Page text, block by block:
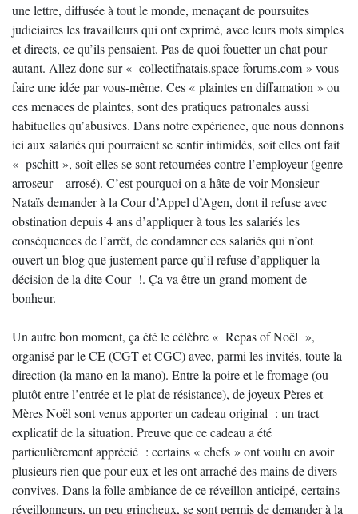
une lettre, diffusée à tout le monde, menaçant de poursuites
judiciaires les travailleurs qui ont exprimé, avec leurs mots simples
et directs, ce qu’ils pensaient. Pas de quoi fouetter un chat pour
autant. Allez donc sur « collectifnatais.space-forums.com » vous
faire une idée par vous-même. Ces « plaintes en diffamation » ou
ces menaces de plaintes, sont des pratiques patronales aussi
habituelles qu’abusives. Dans notre expérience, que nous donnons
ici aux salariés qui pourraient se sentir intimidés, soit elles ont fait
« pschitt », soit elles se sont retournées contre l’employeur (genre
arroseur – arrosé). C’est pourquoi on a hâte de voir Monsieur
Nataïs demander à la Cour d’Appel d’Agen, dont il refuse avec
obstination depuis 4 ans d’appliquer à tous les salariés les
conséquences de l’arrêt, de condamner ces salariés qui n’ont
ouvert un blog que justement parce qu’il refuse d’appliquer la
décision de la dite Cour !. Ça va être un grand moment de
bonheur.
Un autre bon moment, ça été le célèbre « Repas of Noël »,
organisé par le CE (CGT et CGC) avec, parmi les invités, toute la
direction (la mano en la mano). Entre la poire et le fromage (ou
plutôt entre l’entrée et le plat de résistance), de joyeux Pères et
Mères Noël sont venus apporter un cadeau original : un tract
explicatif de la situation. Preuve que ce cadeau a été
particulièrement apprécié : certains « chefs » ont voulu en avoir
plusieurs rien que pour eux et les ont arraché des mains de divers
convives. Dans la folle ambiance de ce réveillon anticipé, certains
réveillonneurs, un peu grincheux, se sont permis de demander à la